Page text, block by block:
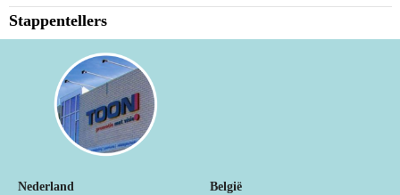
Alle categorieën
Stappentellers
Nederland
België